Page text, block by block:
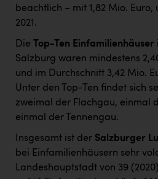
beachtlich – mit 1,82 Mio. Euro,
2021.
Die Top-Ten Einfamilienhäuser
Salzburg waren mindestens
und im Durchschnitt 3,42 Mio.
Unter den Top-Ten findet sich
zweimal der Flachgau, einmal
einmal der Tennengau.
Insgesamt ist der Salzburger
bei Einfamilienhäusern sehr
Landeshauptstadt von 39